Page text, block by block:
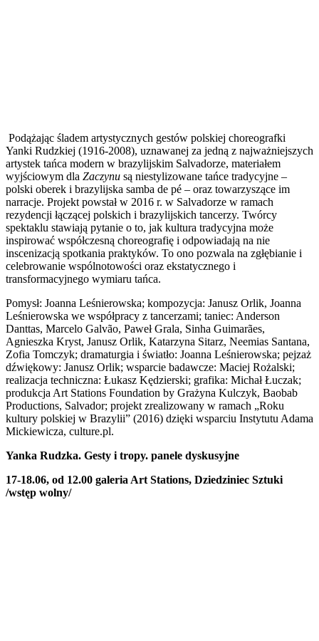
Podążając śladem artystycznych gestów polskiej choreografki
Yanki Rudzkiej (1916-2008), uznawanej za jedną z najważniejszych
artystek tańca modern w brazylijskim Salvadorze, materiałem
wyjściowym dla Zaczynu są niestylizowane tańce tradycyjne –
polski oberek i brazylijska samba de pé – oraz towarzyszące im
narracje. Projekt powstał w 2016 r. w Salvadorze w ramach
rezydencji łączącej polskich i brazylijskich tancerzy. Twórcy
spektaklu stawiają pytanie o to, jak kultura tradycyjna może
inspirować współczesną choreografię i odpowiadają na nie
inscenizacją spotkania praktyków. To ono pozwala na zgłębianie i
celebrowanie wspólnotowości oraz ekstatycznego i
transformacyjnego wymiaru tańca.
Pomysł: Joanna Leśnierowska; kompozycja: Janusz Orlik, Joanna
Leśnierowska we współpracy z tancerzami; taniec: Anderson
Danttas, Marcelo Galvão, Paweł Grala, Sinha Guimarães,
Agnieszka Kryst, Janusz Orlik, Katarzyna Sitarz, Neemias Santana,
Zofia Tomczyk; dramaturgia i światło: Joanna Leśnierowska; pejzaż
dźwiękowy: Janusz Orlik; wsparcie badawcze: Maciej Rożalski;
realizacja techniczna: Łukasz Kędzierski; grafika: Michał Łuczak;
produkcja Art Stations Foundation by Grażyna Kulczyk, Baobab
Productions, Salvador; projekt zrealizowany w ramach „Roku
kultury polskiej w Brazylii” (2016) dzięki wsparciu Instytutu Adama
Mickiewicza, culture.pl.
Yanka Rudzka. Gesty i tropy. panele dyskusyjne
17-18.06, od 12.00 galeria Art Stations, Dziedziniec Sztuki
/wstęp wolny/